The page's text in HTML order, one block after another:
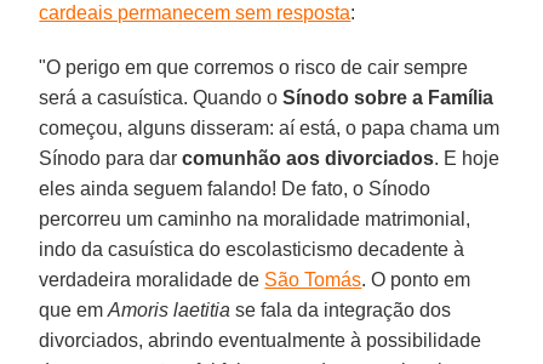
cardeais permanecem sem resposta:
"O perigo em que corremos o risco de cair sempre
será a casuística. Quando oSínodo sobre a Família
começou, alguns disseram: aí está, o papa chama um
Sínodo para darcomunhão aos divorciados. E hoje
eles ainda seguem falando! De fato, o Sínodo
percorreu um caminho na moralidade matrimonial,
indo da casuística do escolasticismo decadente à
verdadeira moralidade de São Tomás. O ponto em
que emAmoris laetitia se fala da integração dos
divorciados, abrindo eventualmente à possibilidade